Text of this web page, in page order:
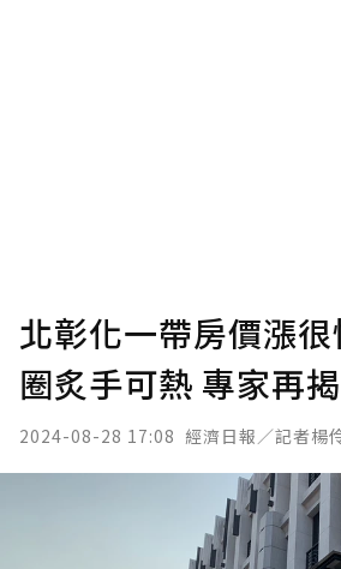
北彰化一帶房價漲
圈炙手可熱 專家再
2024-08-28 17:08 經濟日報／記者楊